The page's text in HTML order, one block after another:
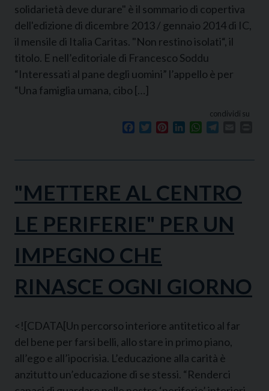
solidarietà deve durare" è il sommario di copertiva
dell'edizione di dicembre 2013 / gennaio 2014 di IC,
il mensile di Italia Caritas. "Non restino isolati“, il
titolo. E nell’editoriale di Francesco Soddu
“Interessati al pane degli uomini” l’appello è per
“Una famiglia umana, cibo […]
condividi su
Facebook
TwitterPinterestLinkedInWhatsApp
"METTERE AL CENTRO
LE PERIFERIE" PER UN
IMPEGNO CHE
RINASCE OGNI GIORNO
<![CDATA[Un percorso interiore antitetico al far
del bene per farsi belli, allo stare in primo piano,
all’ego e all’ipocrisia. L’educazione alla carità è
anzitutto un’educazione di se stessi. “Renderci